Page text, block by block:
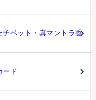
ベット・真マントラ香
ード